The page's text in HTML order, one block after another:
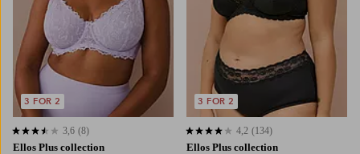
Ellos Plus collection
3,6 baseret på 8 bedømmelser
3,6 (8)
3 FOR 2
Ellos Plus collection
4,2 baseret på 134 bedømmelser
4,2 (134)
3 FOR 2